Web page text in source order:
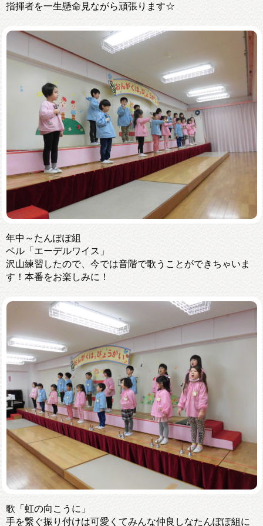
指揮者を一生懸命見ながら頑張ります☆
年中～たんぽぽ組
ベル「エーデルワイス」
沢山練習したので、今では音階で歌うことができちゃいま
す！本番をお楽しみに！
歌「虹の向こうに」
手を繋ぐ振り付けは可愛くてみんな仲良しなたんぽぽ組に